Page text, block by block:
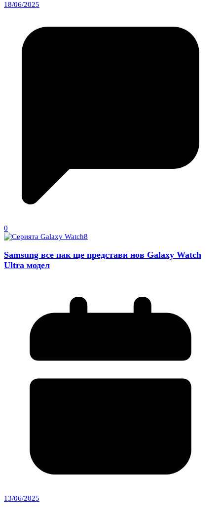
18/06/2025
0
Samsung все пак ще представи нов Galaxy Watch
Ultra модел
13/06/2025